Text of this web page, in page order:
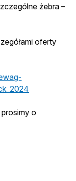
żebra –
oferty
o